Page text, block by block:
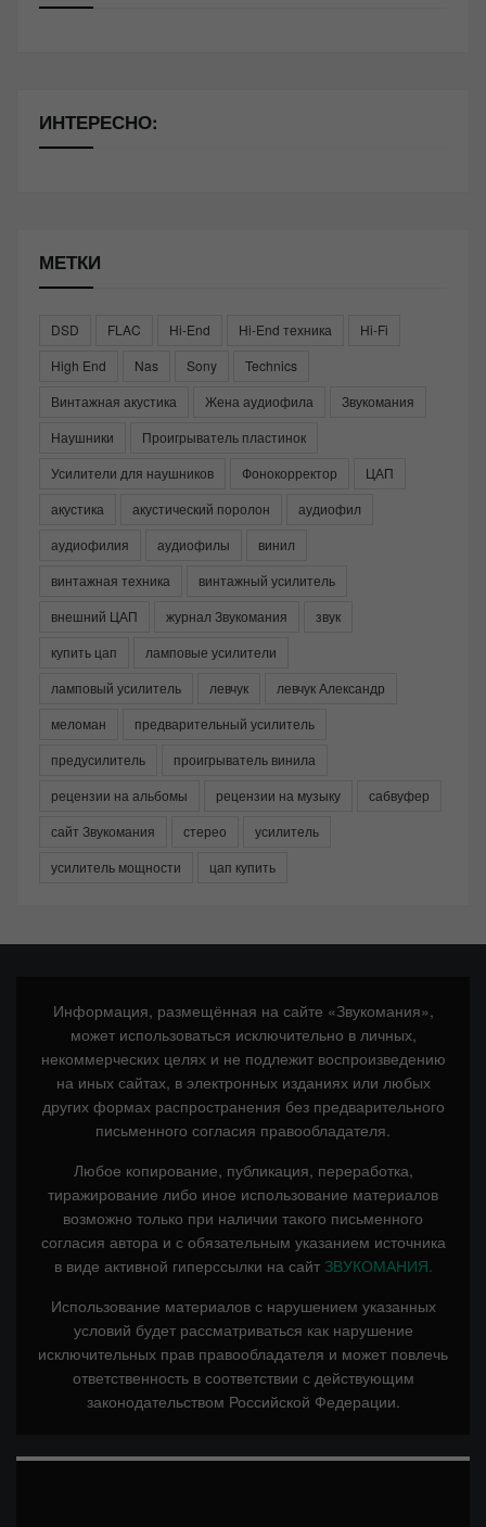
ИНТЕРЕСНО:
МЕТКИ
DSD FLAC Hi-End Hi-End техника
Hi-Fi
High End
Nas Sony
Technics
Винтажная акустика
Жена аудиофила
Звукомания
Наушники
Проигрыватель пластинок
Усилители для наушников
Фонокорректор
ЦАП
акустика
акустический поролон
аудиофил
аудиофилия
аудиофилы
винил
винтажная техника
винтажный усилитель
внешний ЦАП
журнал Звукомания
звук
купить цап
ламповые усилители
ламповый усилитель
левчук
левчук Александр
меломан
предварительный усилитель
предусилитель
проигрыватель винила
рецензии на альбомы
рецензии на музыку
сабвуфер
сайт Звукомания
стерео
усилитель
усилитель мощности
цап купить
Информация, размещённая на сайте «Звукомания»,
может использоваться исключительно в личных,
некоммерческих целях и не подлежит воспроизведению
на иных сайтах, в электронных изданиях или любых
других формах распространения без предварительного
письменного согласия правообладателя.
Любое копирование, публикация, переработка,
тиражирование либо иное использование материалов
возможно только при наличии такого письменного
согласия автора и с обязательным указанием источника
в виде активной гиперссылки на сайт ЗВУКОМАНИЯ.
Использование материалов с нарушением указанных
условий будет рассматриваться как нарушение
исключительных прав правообладателя и может повлечь
ответственность в соответствии с действующим
законодательством Российской Федерации.